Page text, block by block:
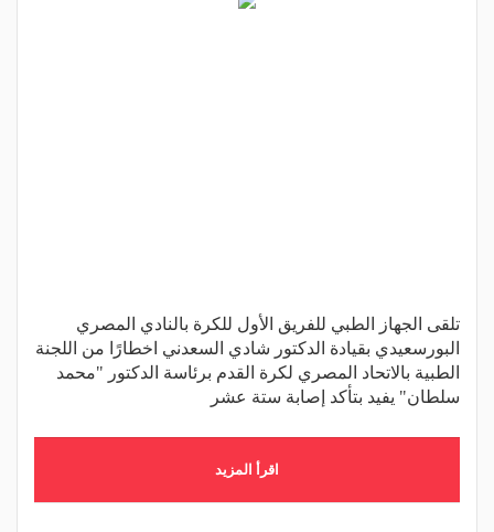
تلقى الجهاز الطبي للفريق الأول للكرة بالنادي المصري
البورسعيدي بقيادة الدكتور شادي السعدني اخطارًا من اللجنة
الطبية بالاتحاد المصري لكرة القدم برئاسة الدكتور "محمد
سلطان" يفيد بتأكد إصابة ستة عشر
اقرأ المزيد